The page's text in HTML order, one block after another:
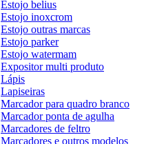
Estojo belius
Estojo inoxcrom
Estojo outras marcas
Estojo parker
Estojo watermam
Expositor multi produto
Lápis
Lapiseiras
Marcador para quadro branco
Marcador ponta de agulha
Marcadores de feltro
Marcadores e outros modelos